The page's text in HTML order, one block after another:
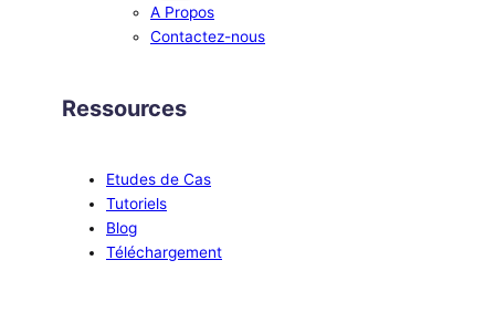
A Propos
Contactez-nous
Ressources
Etudes de Cas
Tutoriels
Blog
Téléchargement